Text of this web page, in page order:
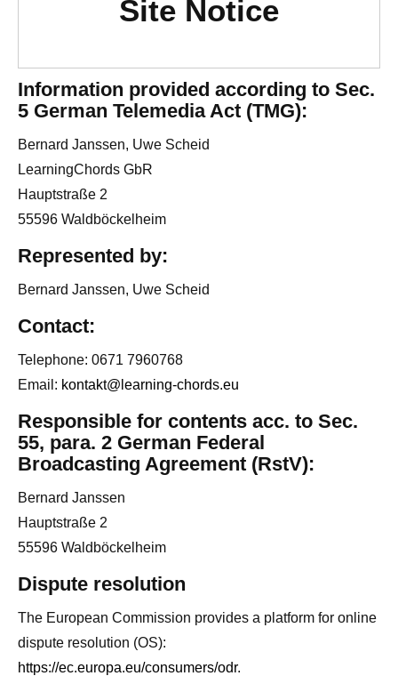
Site Notice
Information provided according to Sec.
5 German Telemedia Act (TMG):
Bernard Janssen, Uwe Scheid
LearningChords GbR
Hauptstraße 2
55596 Waldböckelheim
Represented by:
Bernard Janssen, Uwe Scheid
Contact:
Telephone: 0671 7960768
Email: kontakt@learning-chords.eu
Responsible for contents acc. to Sec.
55, para. 2 German Federal
Broadcasting Agreement (RstV):
Bernard Janssen
Hauptstraße 2
55596 Waldböckelheim
Dispute resolution
The European Commission provides a platform for online
dispute resolution (OS):
https://ec.europa.eu/consumers/odr.